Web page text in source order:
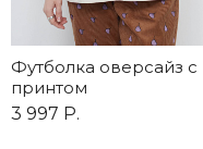
Футболка оверсайз с
принтом
3 997 Р.